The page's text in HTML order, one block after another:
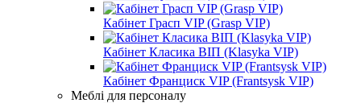
Кабінет Грасп VIP (Grasp VIP)
Кабінет Класика ВІП (Klasyka VIP)
Кабінет Франциск VIP (Frantsysk VIP)
Меблі для персоналу